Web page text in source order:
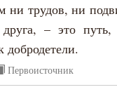
ни трудов, ни
– это путь,
добродетели.
Первоисточник